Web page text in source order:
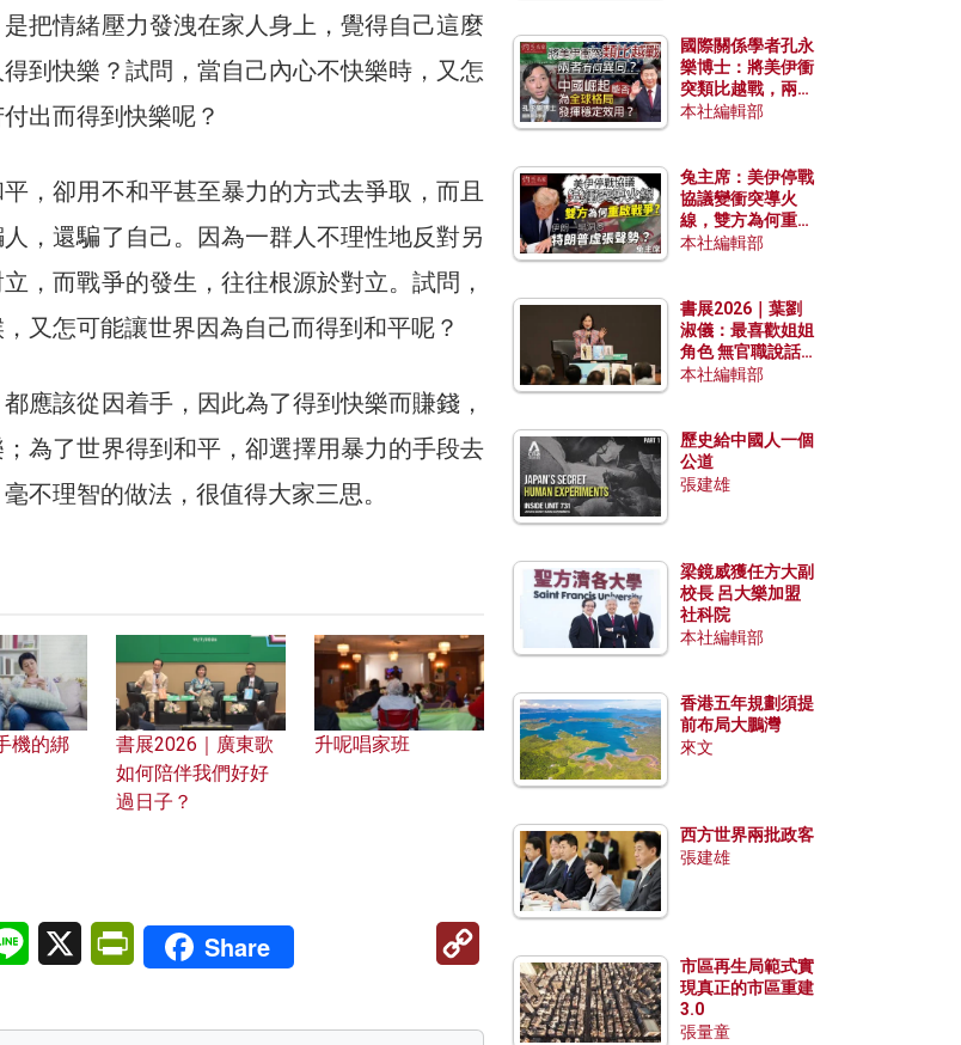
把情緒壓力發洩在家人身上，覺得自己這麼
到快樂？試問，當自己內心不快樂時，又怎
出而得到快樂呢？
，卻用不和平甚至暴力的方式去爭取，而且
，還騙了自己。因為一群人不理性地反對另
，而戰爭的發生，往往根源於對立。試問，
又怎可能讓世界因為自己而得到和平呢？
應該從因着手，因此為了得到快樂而賺錢，
為了世界得到和平，卻選擇用暴力的手段去
不理智的做法，很值得大家三思。
機的綁
書展2026｜廣東歌
如何陪伴我們好好
過日子？
升呢唱家班
Line X PrintFriendly
Share
國際關係學者孔永
樂博士：將美伊衝
突類比越戰，兩者
有何異同？中國崛
本社編輯部
兔主席：美伊停戰
協議變衝突導火
線，雙方為何重啟
戰爭？伊朗一早洞
本社編輯部
書展2026｜葉劉
淑儀：最喜歡姐姐
角色 無官職說話
包袱少
本社編輯部
歷史給中國人一個
公道
張建雄
梁鏡威獲任方大副
校長 呂大樂加盟
社科院
本社編輯部
香港五年規劃須提
前布局大鵬灣
來文
西方世界兩批政客
張建雄
市區再生局範式實
現真正的市區重建
3.0
張量童